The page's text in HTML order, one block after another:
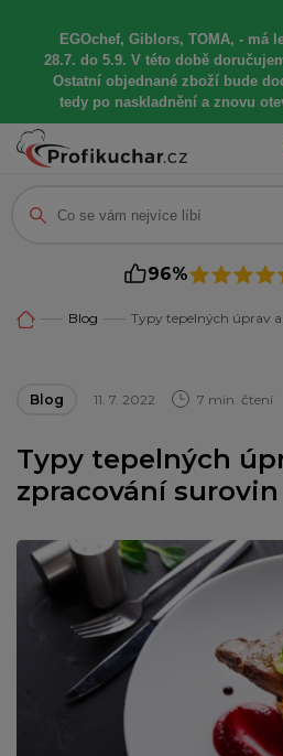
EGOchef, Giblors, TOMA, - má
28.7. do 5.9. V této době
Ostatní objednané zboží bude
tedy po naskladnění a znovu
96%
Blog Typy tepelných úprav
Blog 11. 7. 2022 7 min. čtení
Typy tepelných
zpracování surovin